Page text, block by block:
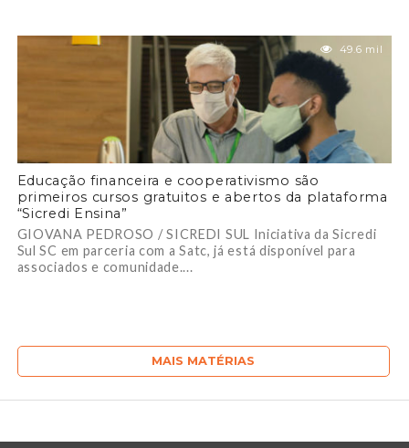
49.6 mil
Educação financeira e cooperativismo são
primeiros cursos gratuitos e abertos da plataforma
“Sicredi Ensina”
GIOVANA PEDROSO / SICREDI SUL Iniciativa da Sicredi
Sul SC em parceria com a Satc, já está disponível para
associados e comunidade....
MAIS MATÉRIAS